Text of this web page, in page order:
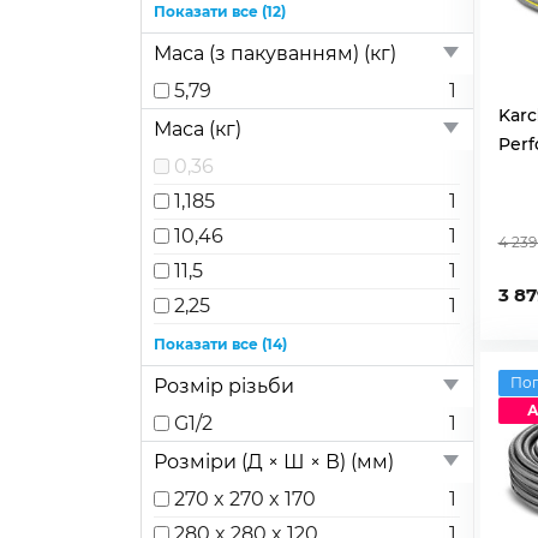
2,676
2,779
1
2,826
1
3,395
1
4,04
4,802
5,435
5,595
6,54
7,04
7,415
1
Показати все (12)
Маса (з пакуванням) (кг)
5,79
1
Маса (кг)
0,36
1,185
1
10,46
1
11,5
1
2,25
1
2,379
2,65
1
2,75
1
2,8
1
Показати все (14)
Розмір різьби
G1/2
1
Розміри (Д × Ш × В) (мм)
270 x 270 x 170
1
4
3